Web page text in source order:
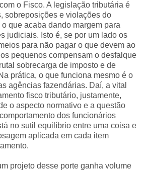
o Fisco. A legislação tributária é
sobreposições e violações do
que acaba dando margem para
judiciais. Isto é, se por um lado os
para não pagar o que devem ao
pequenos compensam o desfalque
sobrecarga de imposto e de
prática, o que funciona mesmo é o
agências fazendárias. Daí, a vital
fisco tributário, justamente,
o aspecto normativo e a questão
dos funcionários
no sutil equilíbrio entre uma coisa e
aplicada em cada item
projeto desse porte ganha volume